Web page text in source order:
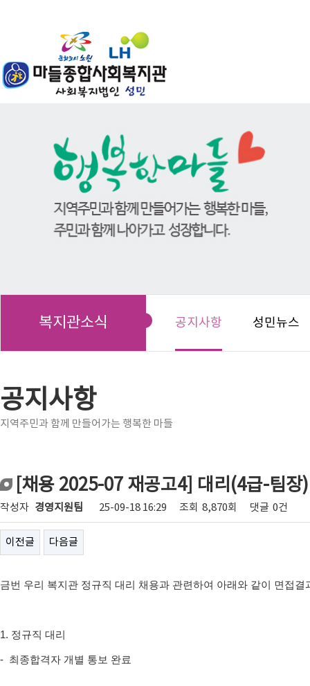
복지관소식 공지사항 성민뉴스
공지사항
지역주민과 함께 만들어가는 행복한 마들
[채용 2025-07 재공고4] 대리(4급-팀장
작성자 경영지원팀 25-09-18 16:29 조회 8,870회 댓글 0건
이전글 다음글
금번 우리 복지관 정규직 대리 채용과 관련하여 아래와 같이 면접
1. 정규직 대리
- 최종합격자 개별 통보 완료